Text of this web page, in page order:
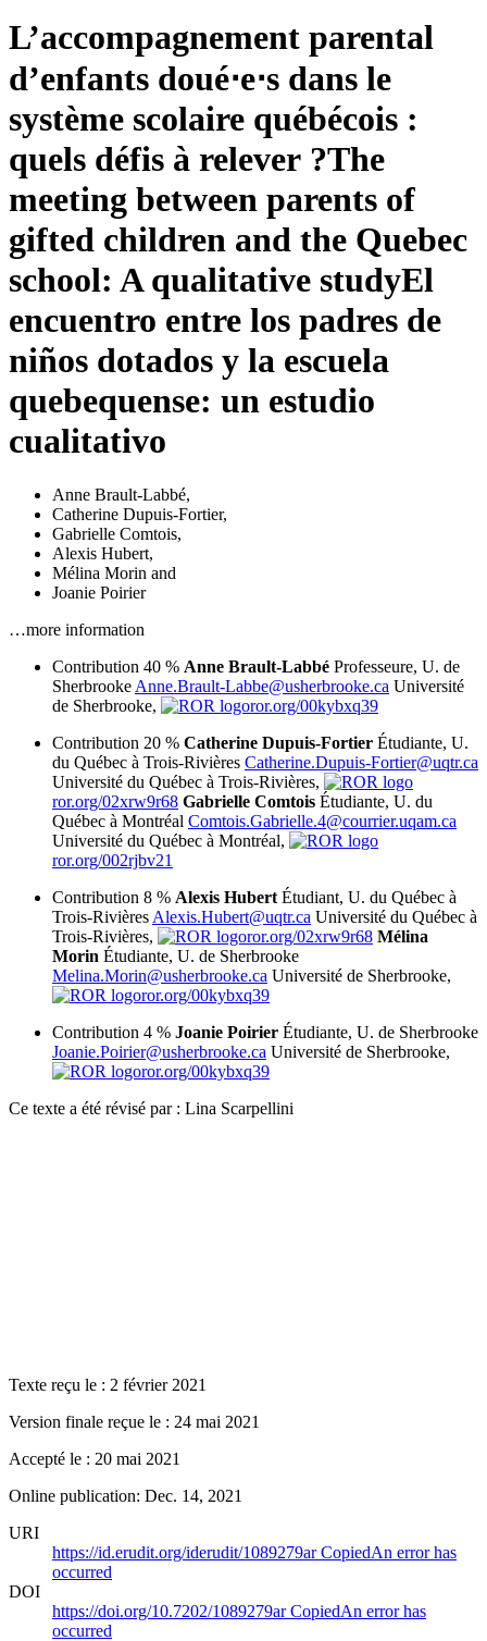
L’accompagnement parental
d’enfants doué⋅e⋅s dans le
système scolaire québécois :
quels défis à relever ?The
meeting between parents of
gifted children and the Quebec
school: A qualitative studyEl
encuentro entre los padres de
niños dotados y la escuela
quebequense: un estudio
cualitativo
Anne Brault-Labbé,
Catherine Dupuis-Fortier,
Gabrielle Comtois,
Alexis Hubert,
Mélina Morin and
Joanie Poirier
…more information
Contribution 40 % Anne Brault-Labbé Professeure, U. de
Sherbrooke Anne.Brault-Labbe@usherbrooke.ca Université
de Sherbrooke,
ror.org/00kybxq39
Contribution 20 % Catherine Dupuis-Fortier Étudiante, U.
du Québec à Trois-Rivières Catherine.Dupuis-Fortier@uqtr.ca
Université du Québec à Trois-Rivières,
ror.org/02xrw9r68 Gabrielle Comtois Étudiante, U. du
Québec à Montréal Comtois.Gabrielle.4@courrier.uqam.ca
Université du Québec à Montréal,
ror.org/002rjbv21
Contribution 8 % Alexis Hubert Étudiant, U. du Québec à
Trois-Rivières Alexis.Hubert@uqtr.ca Université du Québec à
Trois-Rivières,
ror.org/02xrw9r68 Mélina
Morin Étudiante, U. de Sherbrooke
Melina.Morin@usherbrooke.ca Université de Sherbrooke,
ror.org/00kybxq39
Contribution 4 % Joanie Poirier Étudiante, U. de Sherbrooke
Joanie.Poirier@usherbrooke.ca Université de Sherbrooke,
ror.org/00kybxq39
Ce texte a été révisé par : Lina Scarpellini
Texte reçu le : 2 février 2021
Version finale reçue le : 24 mai 2021
Accepté le : 20 mai 2021
Online publication: Dec. 14, 2021
URI
https://id.erudit.org/iderudit/1089279arCopiedAn error has
occurred
DOI
https://doi.org/10.7202/1089279arCopiedAn error has
occurred